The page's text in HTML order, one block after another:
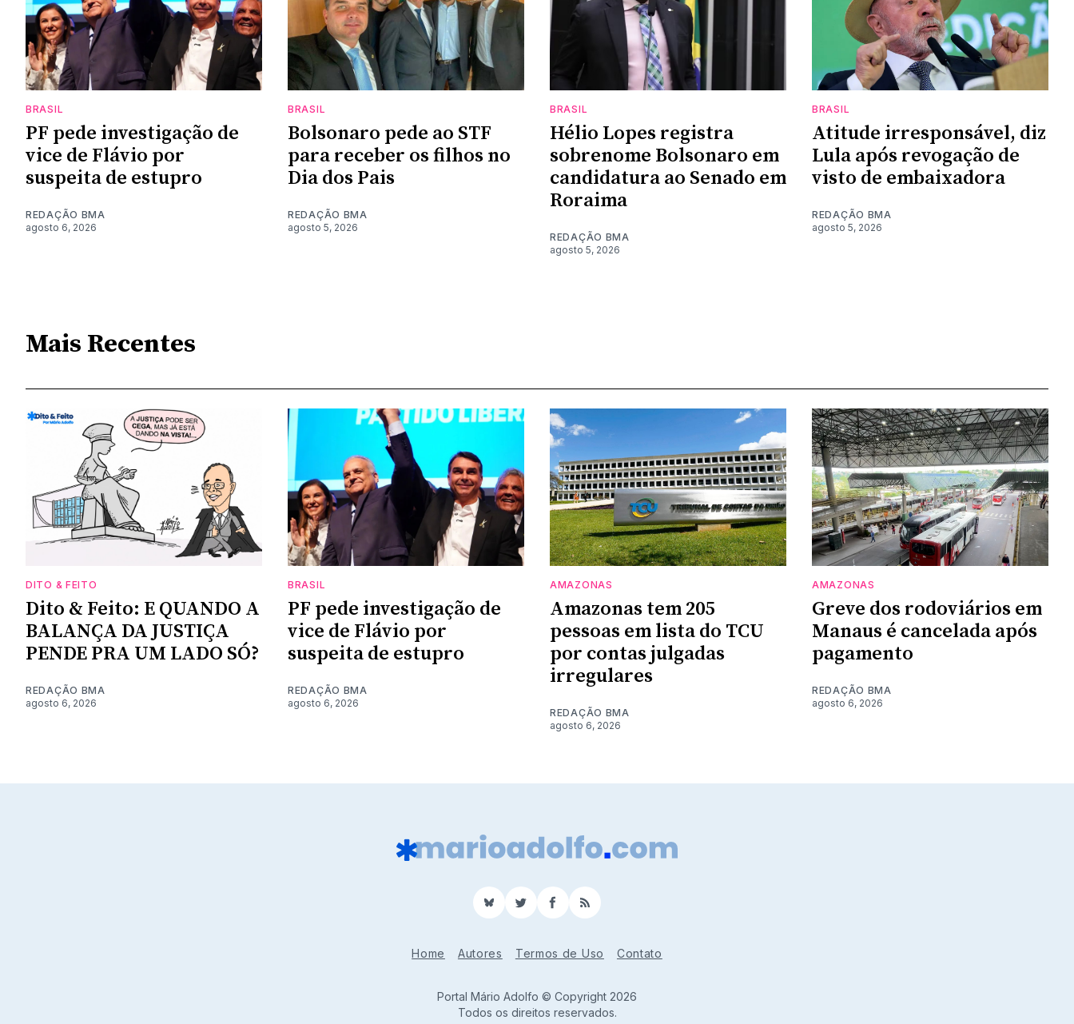
BRASIL
PF pede investigação de
vice de Flávio por
suspeita de estupro
REDAÇÃO BMA
agosto 6, 2026
BRASIL
Bolsonaro pede ao STF
para receber os filhos no
Dia dos Pais
REDAÇÃO BMA
agosto 5, 2026
BRASIL
Hélio Lopes registra
sobrenome Bolsonaro em
candidatura ao Senado em
Roraima
REDAÇÃO BMA
agosto 5, 2026
BRASIL
Atitude irresponsável, diz
Lula após revogação de
visto de embaixadora
REDAÇÃO BMA
agosto 5, 2026
Mais Recentes
DITO & FEITO
Dito & Feito: E QUANDO A
BALANÇA DA JUSTIÇA
PENDE PRA UM LADO SÓ?
REDAÇÃO BMA
agosto 6, 2026
BRASIL
PF pede investigação de
vice de Flávio por
suspeita de estupro
REDAÇÃO BMA
agosto 6, 2026
AMAZONAS
Amazonas tem 205
pessoas em lista do TCU
por contas julgadas
irregulares
REDAÇÃO BMA
agosto 6, 2026
AMAZONAS
Greve dos rodoviários em
Manaus é cancelada após
pagamento
REDAÇÃO BMA
agosto 6, 2026
BlueSkyTwitterFacebook
RSS
Home Autores Termos de Uso Contato
Portal Mário Adolfo © Copyright 2026
Todos os direitos reservados.